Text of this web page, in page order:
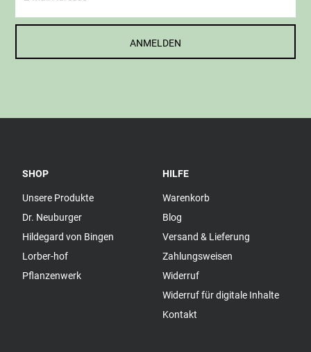
ANMELDEN
SHOP
Unsere Produkte
Dr. Neuburger
Hildegard von Bingen
Lorber-hof
Pflanzenwerk
HILFE
Warenkorb
Blog
Versand & Lieferung
Zahlungsweisen
Widerruf
Widerruf für digitale Inhalte
Kontakt